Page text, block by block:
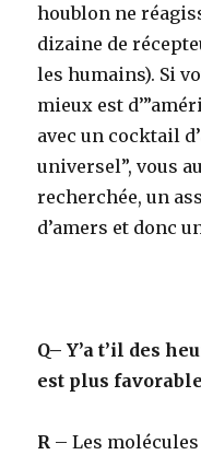
houblon ne
dizaine de
les humains). Si
mieux est
avec un cocktail
universel”, vous
recherchée, un
d’amers et donc
Q– Y’a t’il des
est plus
R –Les